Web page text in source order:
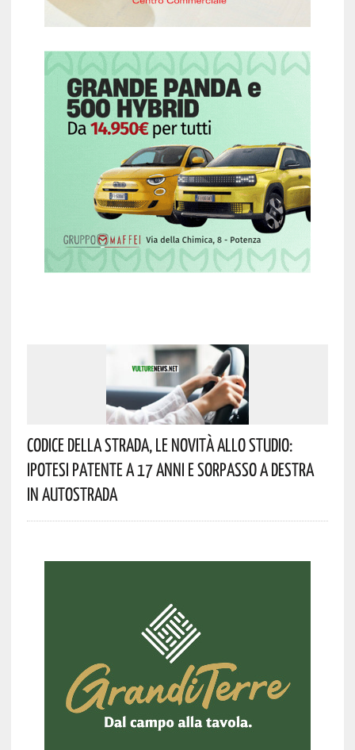
Codice Della Strada, Le Novità Allo Studio:
Ipotesi Patente A 17 Anni E Sorpasso A Destra
In Autostrada